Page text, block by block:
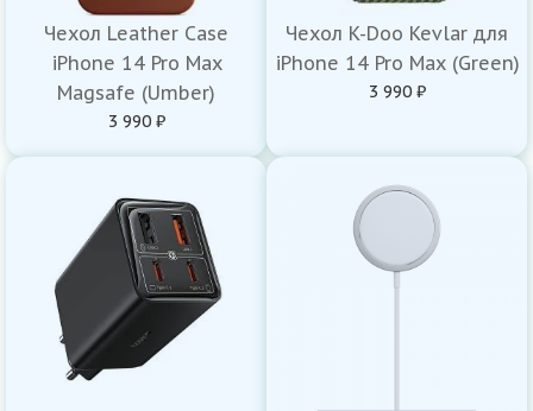
Чехол Leather Case
iPhone 14 Pro Max
Magsafe (Umber)
3 990 ₽
Чехол K-Doo Kevlar для
iPhone 14 Pro Max (Green)
3 990 ₽